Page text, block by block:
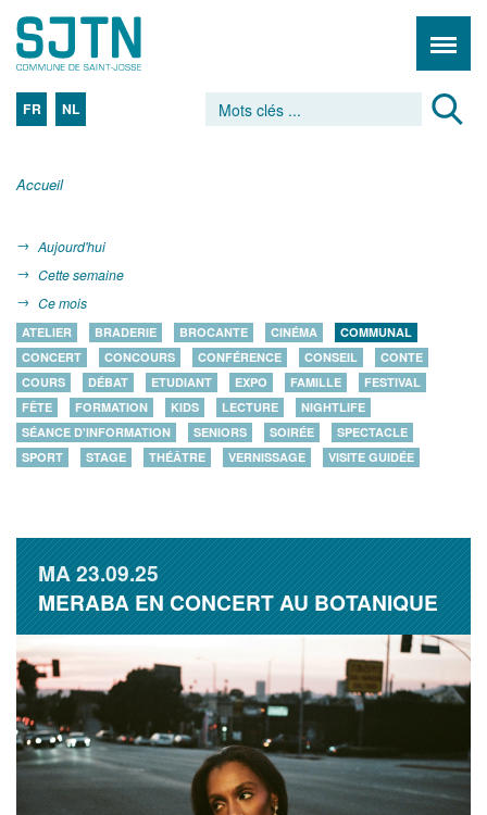
FR NL
Accueil
Aujourd'hui
Cette semaine
Ce mois
ATELIER BRADERIE BROCANTE CINÉMA
COMMUNAL
CONCERT
CONCOURS CONFÉRENCE CONSEIL
CONTE
COURS
DÉBAT ETUDIANT EXPO FAMILLE
FESTIVAL
FÊTE
FORMATION KIDS LECTURE
NIGHTLIFE
SÉANCE D'INFORMATION
SENIORS SOIRÉE
SPECTACLE
SPORT
STAGE THÉÂTRE VERNISSAGE VISITE GUIDÉE
MA23.09.25
MERABA EN CONCERT AU BOTANIQUE